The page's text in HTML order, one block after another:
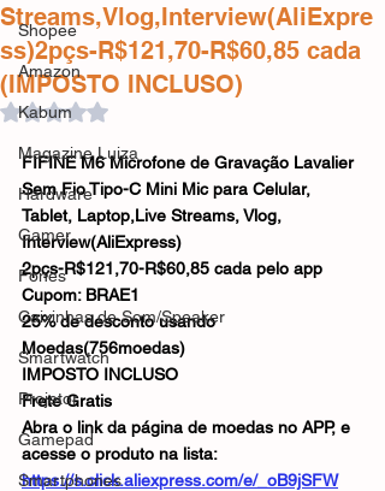
Shopee
Amazon
Kabum
Magazine Luiza
Hardware
Gamer
Fones
Caixinhas de Som/Speaker
Smartwatch
Projetor
Gamepad
Smartphones
Streams,Vlog,Interview(AliExpre
ss)2pçs-R$121,70-R$60,85 cada
(IMPOSTO INCLUSO)
Avaliado com NaN de 5 estrelas.
FIFINE M6 Microfone de Gravação Lavalier
Sem Fio Tipo-C Mini Mic para Celular,
Tablet, Laptop,Live Streams, Vlog,
Interview(AliExpress)
2pçs-R$121,70-R$60,85 cada pelo app
Cupom: BRAE1
25% de desconto usando
Moedas(756moedas)
IMPOSTO INCLUSO
Frete Gratis
Abra o link da página de moedas no APP, e
acesse o produto na lista:
https://s.click.aliexpress.com/e/_oB9jSFW